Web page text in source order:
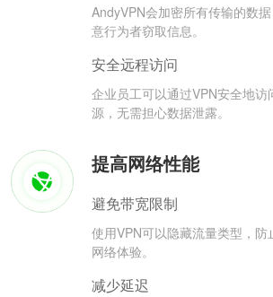
AndyVPN会加密所有传输的数
意行为者窃取信息。
安全远程访问
企业员工可以通过VPN安全地访
源，无需担心数据泄露。
提高网络性能
避免带宽限制
使用VPN可以隐藏流量类型，防
网络体验。
减少延迟